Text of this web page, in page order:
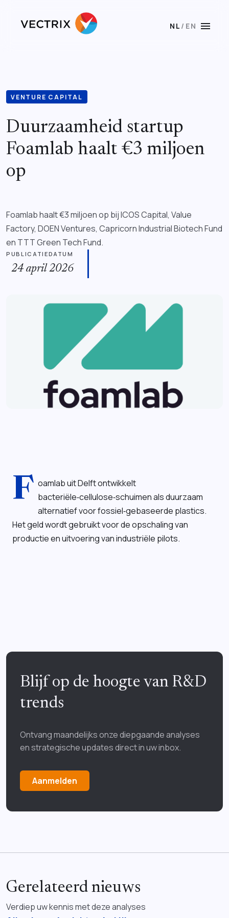
NL / EN menu
VENTURE CAPITAL
Duurzaamheid startup
Foamlab haalt €3 miljoen
op
Foamlab haalt €3 miljoen op bij ICOS Capital, Value
Factory, DOEN Ventures, Capricorn Industrial Biotech Fund
en TTT Green Tech Fund.
PUBLICATIEDATUM
24 april 2026
F oamlab uit Delft ontwikkelt
bacteriële‑cellulose‑schuimen als duurzaam
alternatief voor fossiel‑gebaseerde plastics.
Het geld wordt gebruikt voor de opschaling van
productie en uitvoering van industriële pilots.
Blijf op de hoogte van R&D
trends
Ontvang maandelijks onze diepgaande analyses
en strategische updates direct in uw inbox.
Aanmelden
Gerelateerd nieuws
Verdiep uw kennis met deze analyses